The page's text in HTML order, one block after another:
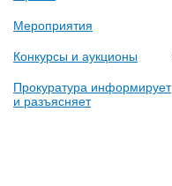
Мероприятия
Конкурсы и аукционы
Прокуратура информирует
и разъясняет